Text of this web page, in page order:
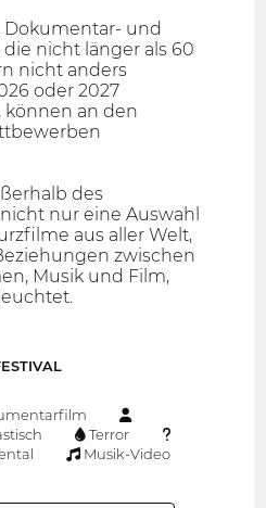
Dokumentar- und
nicht länger als 60
nicht anders
oder 2027
an den
des
nur eine Auswahl
aus aller Welt,
zwischen
Musik und Film,
Terror
Musik-Video